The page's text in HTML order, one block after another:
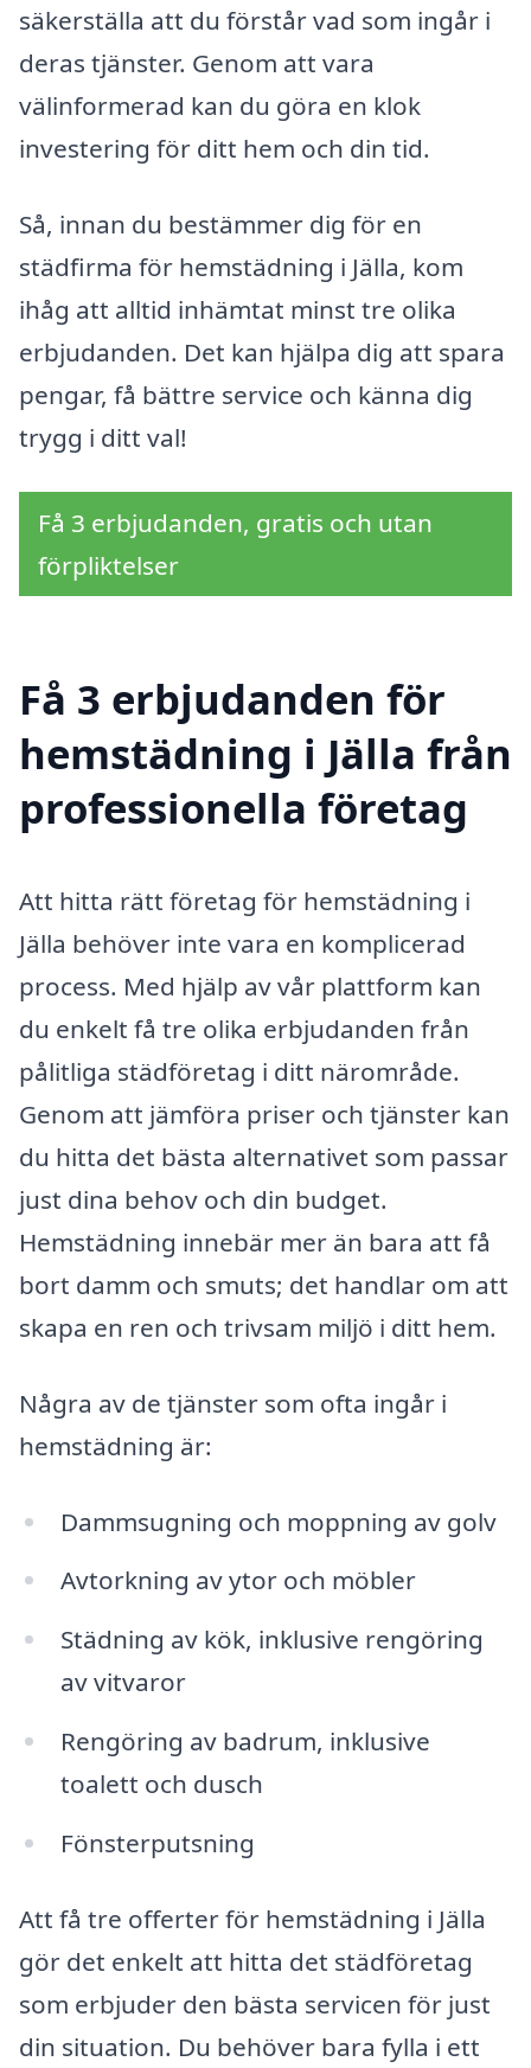
säkerställa att du förstår vad som ingår i
deras tjänster. Genom att vara
välinformerad kan du göra en klok
investering för ditt hem och din tid.
Så, innan du bestämmer dig för en
städfirma för hemstädning i Jälla, kom
ihåg att alltid inhämtat minst tre olika
erbjudanden. Det kan hjälpa dig att spara
pengar, få bättre service och känna dig
trygg i ditt val!
Få 3 erbjudanden, gratis och utan
förpliktelser
Få 3 erbjudanden för
hemstädning i Jälla från
professionella företag
Att hitta rätt företag för hemstädning i
Jälla behöver inte vara en komplicerad
process. Med hjälp av vår plattform kan
du enkelt få tre olika erbjudanden från
pålitliga städföretag i ditt närområde.
Genom att jämföra priser och tjänster kan
du hitta det bästa alternativet som passar
just dina behov och din budget.
Hemstädning innebär mer än bara att få
bort damm och smuts; det handlar om att
skapa en ren och trivsam miljö i ditt hem.
Några av de tjänster som ofta ingår i
hemstädning är:
Dammsugning och moppning av golv
Avtorkning av ytor och möbler
Städning av kök, inklusive rengöring
av vitvaror
Rengöring av badrum, inklusive
toalett och dusch
Fönsterputsning
Att få tre offerter för hemstädning i Jälla
gör det enkelt att hitta det städföretag
som erbjuder den bästa servicen för just
din situation. Du behöver bara fylla i ett